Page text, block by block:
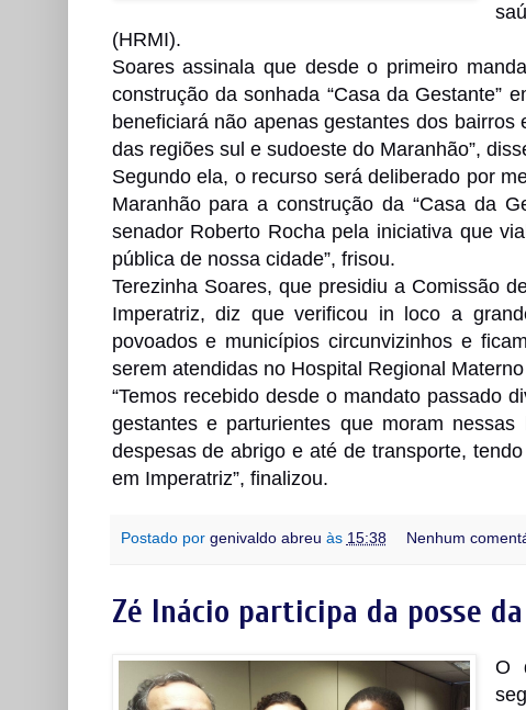
(HRMI).
Soares assinala que desde o primeiro
construção da sonhada “Casa da Gestante”
beneficiará não apenas gestantes dos
das regiões sul e sudoeste do Maranhão”,
Segundo ela, o recurso será deliberado por
Maranhão para a construção da “Casa da
senador Roberto Rocha pela iniciativa que
pública de nossa cidade”, frisou.
Terezinha Soares, que presidiu a Comissão
Imperatriz, diz que verificou in loco a
povoados e municípios circunvizinhos e
serem atendidas no Hospital Regional
“Temos recebido desde o mandato passado
gestantes e parturientes que moram
despesas de abrigo e até de transporte,
em Imperatriz”, finalizou.
Postado por genivaldo abreu às 15:38 Nenhum
Zé Inácio participa da posse
O